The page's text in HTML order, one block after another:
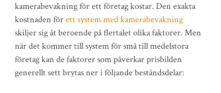
kamerabevakning för ett företag kostar. Den exakta
kostnaden förett system med kamerabevakning
skiljer sig åt beroende på flertalet olika faktorer. Men
när det kommer till system för små till medelstora
företag kan de faktorer som påverkar prisbilden
generellt sett brytas ner i följande beståndsdelar: